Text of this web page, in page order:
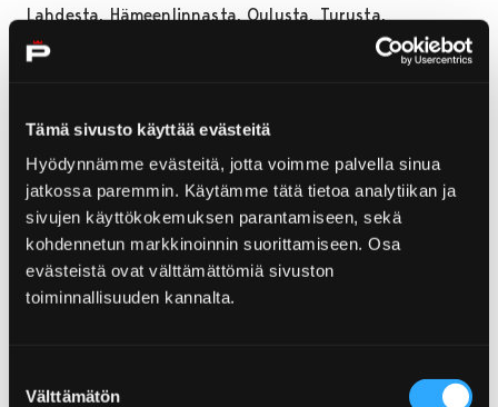
Tämä sivusto käyttää evästeitä
Hyödynnämme evästeitä, jotta voimme palvella sinua
jatkossa paremmin. Käytämme tätä tietoa analytiikan ja
sivujen käyttökokemuksen parantamiseen, sekä
kohdennetun markkinoinnin suorittamiseen. Osa
evästeistä ovat välttämättömiä sivuston
toiminnallisuuden kannalta.
valinta
Välttämätön
Lahdesta, Hämeenlinnasta, Oulusta, Turusta,
Helsingistä ja Pohjanmaalta. Kolme junnujoukkuetta
Seitsemän pokaalin
viikonloppu
7-13-vuotiaiden poikien turnauksen lohkovaiheen
ottelut kamppaillaan torstaina ja perjantaina eri
puolilla Poria.
kentällä, jossa pelit alkavat lauantaina kello 15.00,